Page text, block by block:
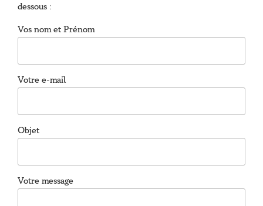
dessous :
Vos nom et Prénom
Votre e-mail
Objet
Votre message